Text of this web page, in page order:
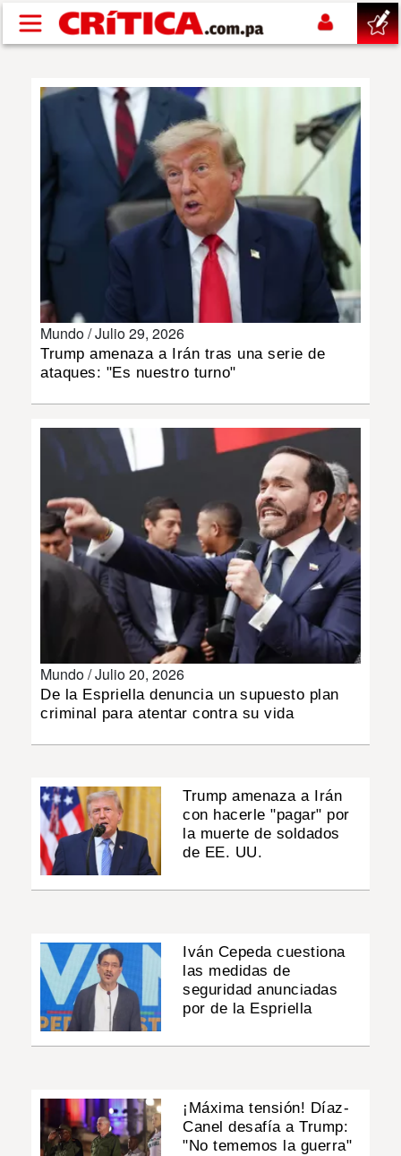
Pasar al contenido principal
NACIONAL
DEPORTES
IMPRESO
Mundo /Julio 29, 2026
Trump amenaza a Irán tras una serie de
ataques: "Es nuestro turno"
Mundo /Julio 20, 2026
De la Espriella denuncia un supuesto plan
criminal para atentar contra su vida
Trump amenaza a Irán
con hacerle "pagar" por
la muerte de soldados
de EE. UU.
Iván Cepeda cuestiona
las medidas de
seguridad anunciadas
por de la Espriella
¡Máxima tensión! Díaz-
Canel desafía a Trump:
"No tememos la guerra"